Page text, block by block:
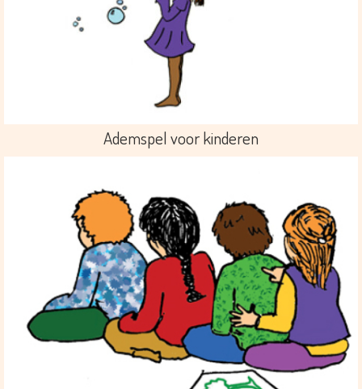
Ademspel voor kinderen